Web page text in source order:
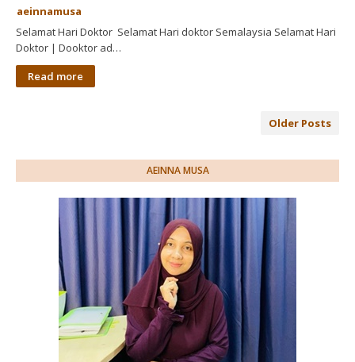
aeinnamusa
Selamat Hari Doktor Selamat Hari doktor Semalaysia Selamat Hari
Doktor | Dooktor ad…
Read more
Older Posts
AEINNA MUSA